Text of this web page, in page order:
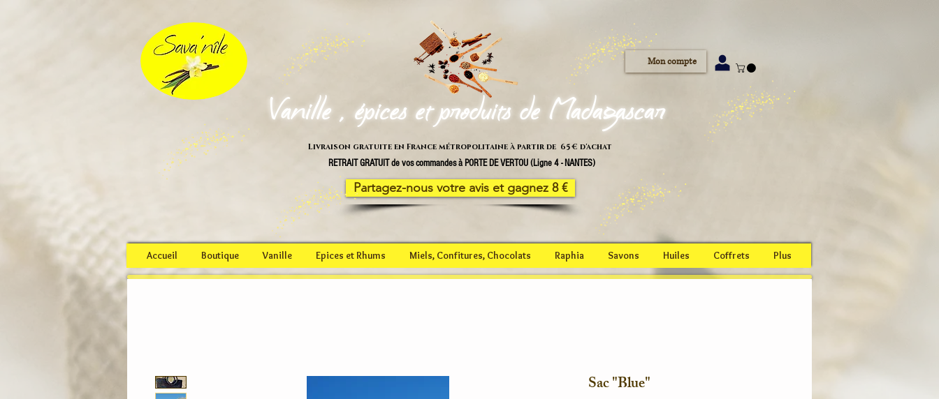
Mon compte
Vanille , épices et produits de Madagascar
Livraison gratuite en France métropolitaine à partir de 65 € d'achat
RETRAIT GRATUIT de vos commandes à PORTE DE VERTOU (Ligne 4 - NANTES)
Partagez-nous votre avis et gagnez 8 €
Accueil Boutique Vanille Epices et Rhums Miels, Confitures, Chocolats Raphia Savons Huiles Coffrets Plus
Sac "Blue"